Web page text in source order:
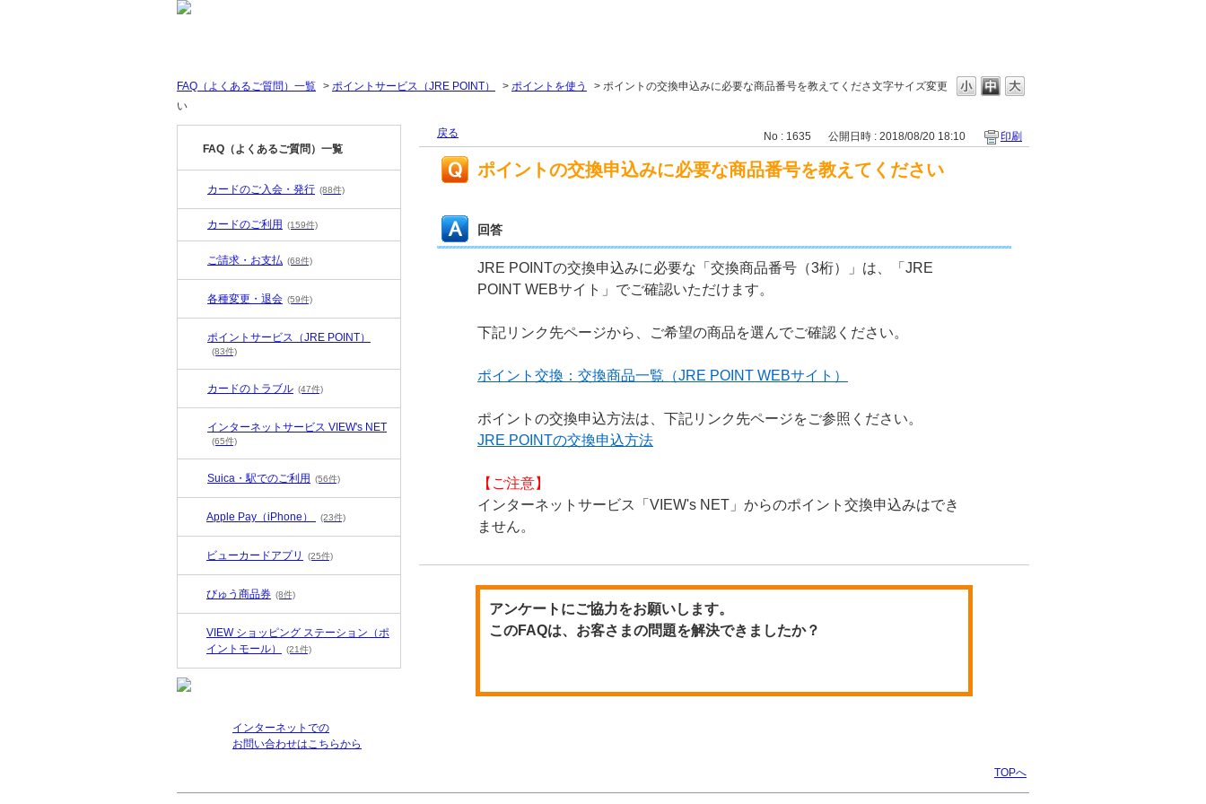
文字サイズ変更
FAQ（よくあるご質問）一覧 > ポイントサービス（JRE POINT） > ポイントを使う > ポイントの交換申込みに必要な商品番号を教えてくださ
い
FAQ（よくあるご質問）一覧
カードのご入会・発行 (88件)
カードのご利用 (159件)
ご請求・お支払 (68件)
各種変更・退会 (59件)
ポイントサービス（JRE POINT）
(83件)
カードのトラブル (47件)
インターネットサービス VIEW's NET
(65件)
Suica・駅でのご利用 (56件)
Apple Pay（iPhone） (23件)
ビューカードアプリ (25件)
びゅう商品券 (8件)
VIEW ショッピング ステーション（ポ
イントモール）
(21件)
インターネットでの
お問い合わせはこちらから
戻る No : 1635 公開日時 : 2018/08/20 18:10 印刷
ポイントの交換申込みに必要な商品番号を教えてください
回答
JRE POINTの交換申込みに必要な「交換商品番号（3桁）」は、「JRE
POINT WEBサイト」でご確認いただけます。
下記リンク先ページから、ご希望の商品を選んでご確認ください。
ポイント交換：交換商品一覧（JRE POINT WEBサイト）
ポイントの交換申込方法は、下記リンク先ページをご参照ください。
JRE POINTの交換申込方法
【ご注意】
インターネットサービス「VIEW's NET」からのポイント交換申込みはでき
ません。
アンケートにご協力をお願いします。
このFAQは、お客さまの問題を解決できましたか？
TOPへ